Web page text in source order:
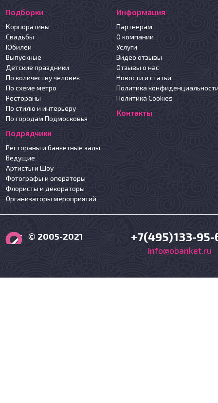
Подборки
Корпоративы
Свадьбы
Юбилеи
Выпускные
Детские праздники
По количеству человек
По схеме метро
Рестораны
По стилю и интерьеру
По городам Подмосковья
Подрядчики
Рестораны и банкетные залы
Ведущие
Артисты и Шоу
Фотографы и операторы
Флористы и декораторы
Организаторы мероприятий
Информация
Партнерам
О компании
Услуги
Видео отзывы
Отзывы о нас
Новости и статьи
Политика
Политика Cookies
Контакты
© 2005-2021 +7(495)133-95-
info@obanket.ru